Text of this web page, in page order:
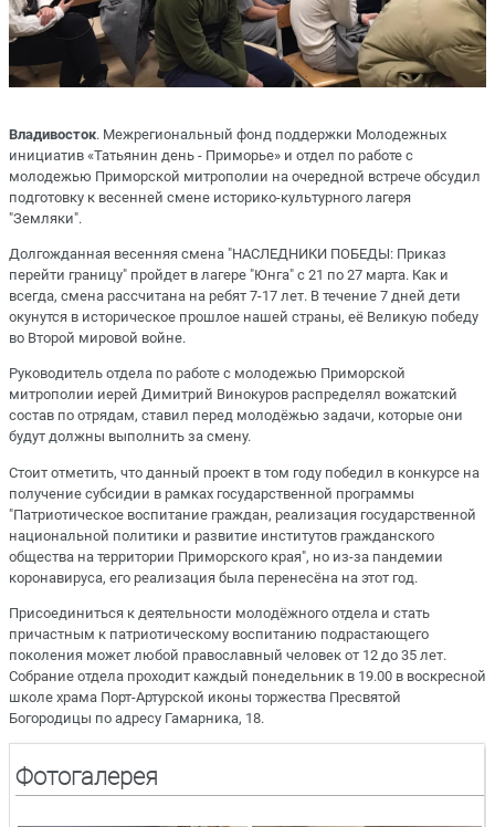
Владивосток. Межрегиональный фонд поддержки Молодежных
инициатив «Татьянин день - Приморье» и отдел по работе с
молодежью Приморской митрополии на очередной встрече обсудил
подготовку к весенней смене историко-культурного лагеря
"Земляки".
Долгожданная весенняя смена "НАСЛЕДНИКИ ПОБЕДЫ: Приказ
перейти границу" пройдет в лагере "Юнга" с 21 по 27 марта. Как и
всегда, смена рассчитана на ребят 7-17 лет. В течение 7 дней дети
окунутся в историческое прошлое нашей страны, её Великую победу
во Второй мировой войне.
Руководитель отдела по работе с молодежью Приморской
митрополии иерей Димитрий Винокуров распределял вожатский
состав по отрядам, ставил перед молодёжью задачи, которые они
будут должны выполнить за смену.
Стоит отметить, что данный проект в том году победил в конкурсе на
получение субсидии в рамках государственной программы
"Патриотическое воспитание граждан, реализация государственной
национальной политики и развитие институтов гражданского
общества на территории Приморского края", но из-за пандемии
коронавируса, его реализация была перенесёна на этот год.
Присоединиться к деятельности молодёжного отдела и стать
причастным к патриотическому воспитанию подрастающего
поколения может любой православный человек от 12 до 35 лет.
Собрание отдела проходит каждый понедельник в 19.00 в воскресной
школе храма Порт-Артурской иконы торжества Пресвятой
Богородицы по адресу Гамарника, 18.
Фотогалерея